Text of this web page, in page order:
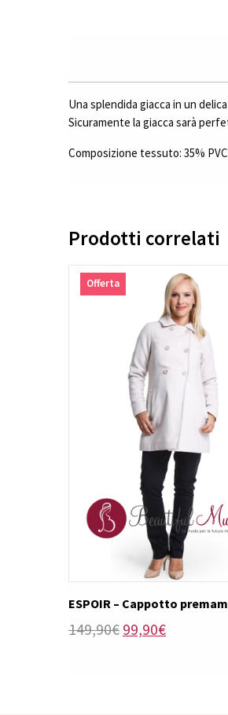
Una splendida giacca in un
Sicuramente la giacca sarà
Composizione tessuto: 35%
Prodotti correlati
Offerta
ESPOIR – Cappotto
149,90€ Il
99,90€Il